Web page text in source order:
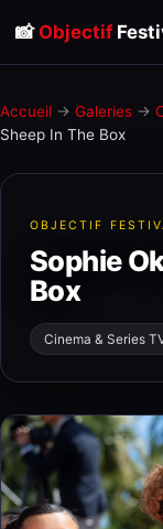
📸 Objectif
Accueil → Galeries →
Sheep In The Box
OBJECTIF
Sophie
Box
Cinema & Series